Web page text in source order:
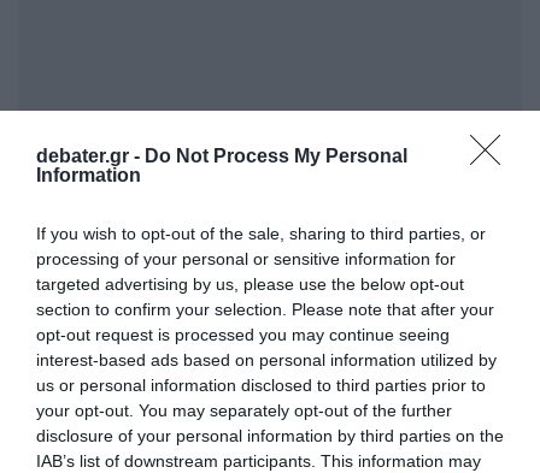
debater.gr - Do Not Process My Personal
Information
If you wish to opt-out of the sale, sharing to third parties, or
processing of your personal or sensitive information for
targeted advertising by us, please use the below opt-out
section to confirm your selection. Please note that after your
opt-out request is processed you may continue seeing
interest-based ads based on personal information utilized by
us or personal information disclosed to third parties prior to
your opt-out. You may separately opt-out of the further
disclosure of your personal information by third parties on the
IAB’s list of downstream participants. This information may
ΣΧΟΛΙΑ